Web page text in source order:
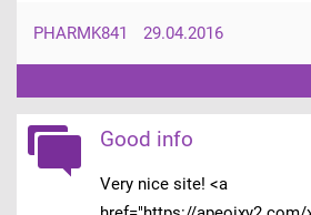
PHARMK841 29.04.2016
Good info
Very nice site! <a